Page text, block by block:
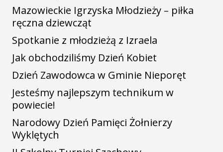
Mazowieckie Igrzyska Młodzieży – piłka
ręczna dziewcząt
Spotkanie z młodzieżą z Izraela
Jak obchodziliśmy Dzień Kobiet
Dzień Zawodowca w Gminie Nieporęt
Jesteśmy najlepszym technikum w
powiecie!
Narodowy Dzień Pamięci Żołnierzy
Wyklętych